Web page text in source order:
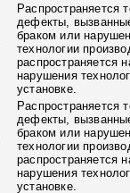
Распространяется
дефекты,
браком или
технологии
распространяется
нарушения
установке.
Распространяется
дефекты,
браком или
технологии
распространяется
нарушения
установке.